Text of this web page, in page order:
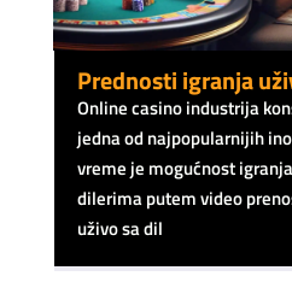
Prednosti igranja
Online casino industrija
jedna od najpopularnijih
vreme je mogućnost
dilerima putem video
uživo sa dil